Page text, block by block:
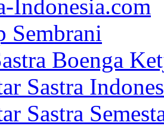
Indonesia.com
Sembrani
Boenga
Sastra
Sastra